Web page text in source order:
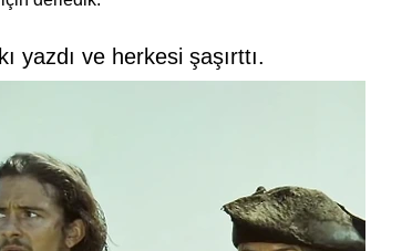
yazdı ve herkesi şaşırttı.